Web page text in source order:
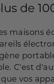
de
maisons
C'est
vos